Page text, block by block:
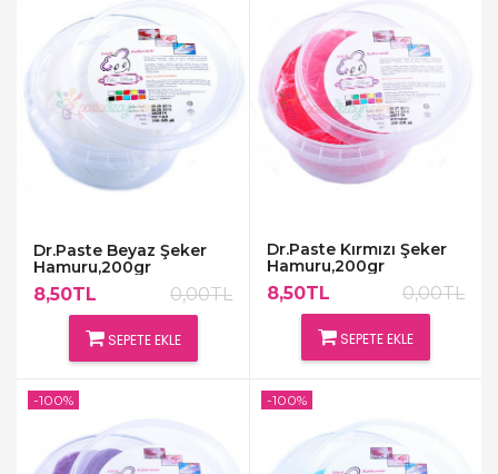
Dr.Paste Beyaz Şeker
Hamuru,200gr
8,50TL 0,00TL
SEPETE EKLE
Dr.Paste Kırmızı Şeker
Hamuru,200gr
8,50TL 0,00TL
SEPETE EKLE
-100% -100%